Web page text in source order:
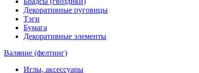
Декоративные пуговицы
Тэги
Бумага
Декоративные элементы
Валяние (фелтинг)
Иглы, аксессуары